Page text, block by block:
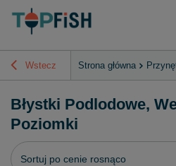
Wstecz Strona główna
Błystki Podlodowe,
Poziomki
Zmień sortowanie
Sortuj po cenie rosnąco